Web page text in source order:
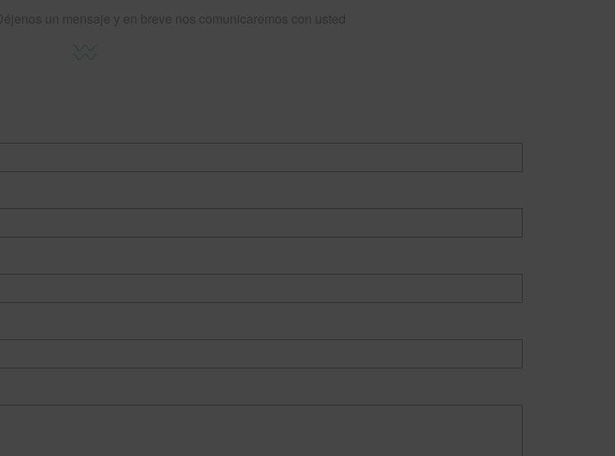
un mensaje y en breve nos comunicaremos con usted